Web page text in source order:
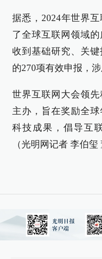
据悉，2024年世界
了全球互联网领域
收到基础研究、关
的270项有效申报，
世界互联网大会领
主办，旨在奖励全
科技成果，倡导互
（光明网记者 李伯玺